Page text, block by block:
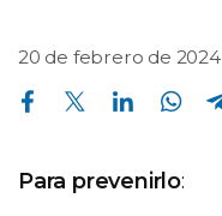
20 de febrero de 2024
Compartir en Facebook Compartir en Twitter Compartir en Linkedin Compartir en Whatsapp
Para prevenirlo: